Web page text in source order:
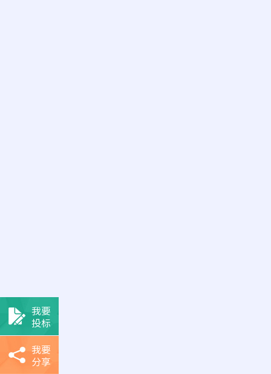
我要
投标
我要
分享